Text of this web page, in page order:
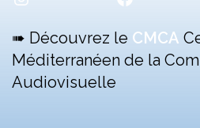
➠ Découvrez le CMCA
Méditerranéen de la
Audiovisuelle